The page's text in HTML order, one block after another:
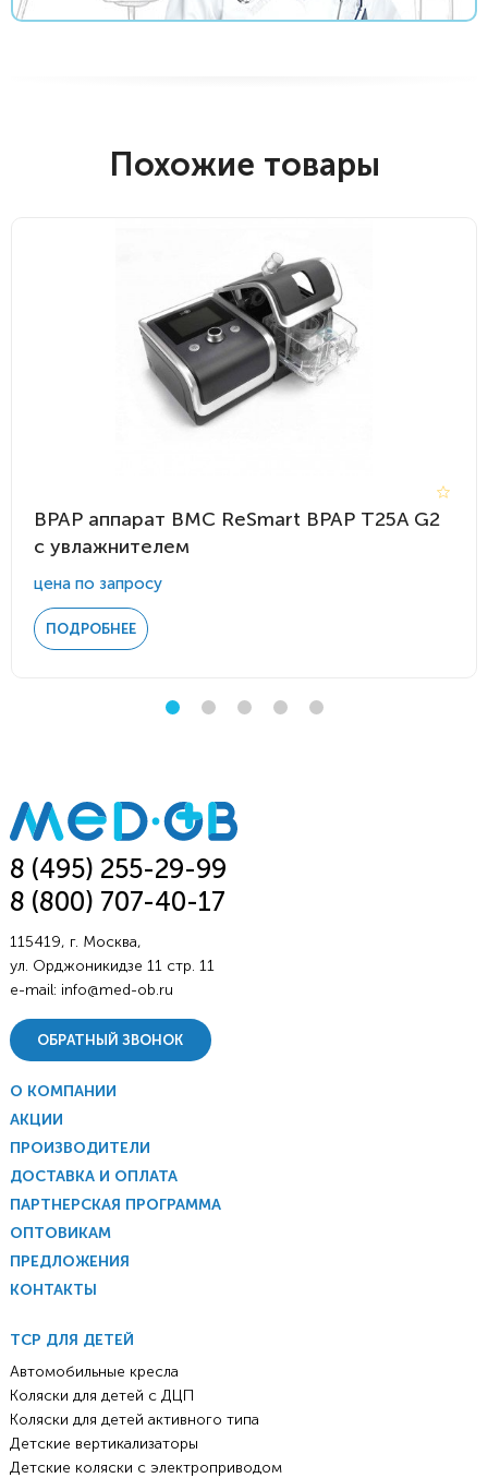
Похожие товары
BPAP аппарат BMC ReSmart BPAP Т25A G2
с увлажнителем
цена по запросу
ПОДРОБНЕЕ
8 (495) 255-29-99
8 (800) 707-40-17
115419, г. Москва,
ул. Орджоникидзе 11 стр. 11
e-mail: info@med-ob.ru
ОБРАТНЫЙ ЗВОНОК
О КОМПАНИИ
АКЦИИ
ПРОИЗВОДИТЕЛИ
ДОСТАВКА И ОПЛАТА
ПАРТНЕРСКАЯ ПРОГРАММА
ОПТОВИКАМ
ПРЕДЛОЖЕНИЯ
КОНТАКТЫ
ТСР ДЛЯ ДЕТЕЙ
Автомобильные кресла
Коляски для детей с ДЦП
Коляски для детей активного типа
Детские вертикализаторы
Детские коляски с электроприводом